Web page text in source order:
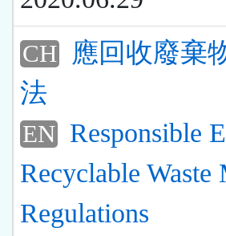
CH
應回收廢棄
法
EN Responsible
Recyclable Waste
Regulations